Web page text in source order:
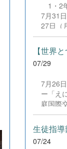
分に
した。
おいて
し、心
するこ
今回の
ました
まるご
てくだ
より感
な励み
のパフ
1・2
7月31
27日（
の日程
みまし
参加し
習や発
られま
た学習
生活や
さらな
とを期
07/29
7月26
ー「え
庭国際
祭り体
生徒6
加しま
ナ、ネ
07/24